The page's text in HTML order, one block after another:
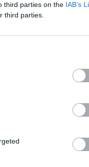
third parties on the IAB’s
third parties.
και
στον
στο
στο